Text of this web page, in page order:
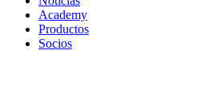
Academy
Productos
Socios